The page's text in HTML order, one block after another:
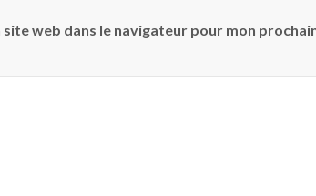
web dans le navigateur pour mon